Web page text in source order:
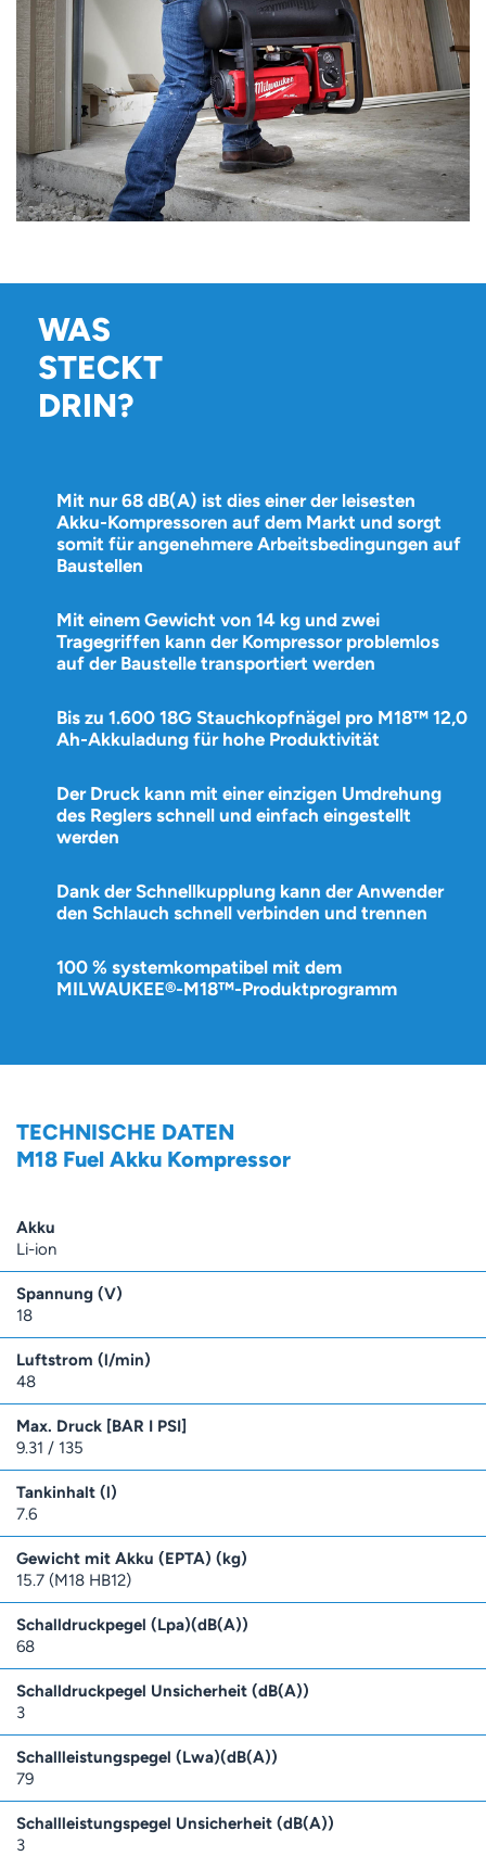
WAS
STECKT
DRIN?
Mit nur 68 dB(A) ist dies einer der leisesten
Akku-Kompressoren auf dem Markt und sorgt
somit für angenehmere Arbeitsbedingungen auf
Baustellen
Mit einem Gewicht von 14 kg und zwei
Tragegriffen kann der Kompressor problemlos
auf der Baustelle transportiert werden
Bis zu 1.600 18G Stauchkopfnägel pro M18™ 12,0
Ah-Akkuladung für hohe Produktivität
Der Druck kann mit einer einzigen Umdrehung
des Reglers schnell und einfach eingestellt
werden
Dank der Schnellkupplung kann der Anwender
den Schlauch schnell verbinden und trennen
100 % systemkompatibel mit dem
MILWAUKEE®-M18™-Produktprogramm
TECHNISCHE DATEN
M18 Fuel Akku Kompressor
Akku
Li-ion
Spannung (V)
18
Luftstrom (l/min)
48
Max. Druck [BAR I PSI]
9.31 / 135
Tankinhalt (l)
7.6
Gewicht mit Akku (EPTA) (kg)
15.7 (M18 HB12)
Schalldruckpegel (Lpa)(dB(A))
68
Schalldruckpegel Unsicherheit (dB(A))
3
Schallleistungspegel (Lwa)(dB(A))
79
Schallleistungspegel Unsicherheit (dB(A))
3